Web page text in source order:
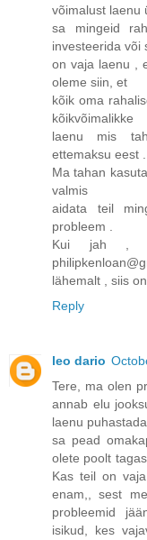
võimalust laenu
sa mingeid
investeerida või
on vaja laenu ,
oleme siin, et
kõik oma
kõikvõimalikke
laenu mis
ettemaksu eest .
Ma tahan
valmis
aidata teil
probleem .
Kui jah ,
lähemalt , siis
Reply
leo dario
Tere, ma olen
annab elu
laenu
sa pead
olete poolt
Kas teil on
enam,, sest
probleemid
isikud, kes